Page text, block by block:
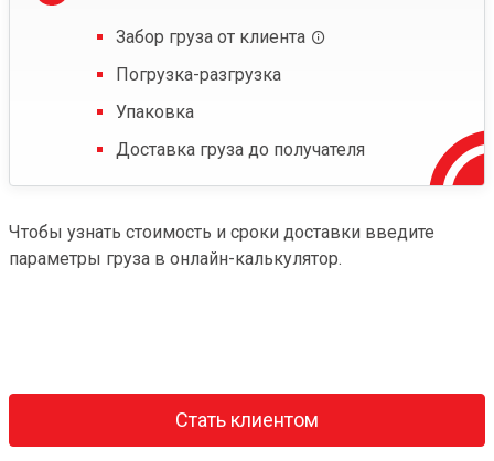
Забор груза от клиента
Погрузка-разгрузка
Упаковка
Доставка груза до получателя
Чтобы узнать стоимость и сроки доставки введите
параметры груза в онлайн-калькулятор.
Стать клиентом